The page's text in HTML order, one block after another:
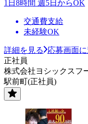
1日8時間 週5日からOK
交通費支給
未経験OK
詳細を見る
応募画面
正社員
株式会社ヨシックスフ
駅前町(正社員)